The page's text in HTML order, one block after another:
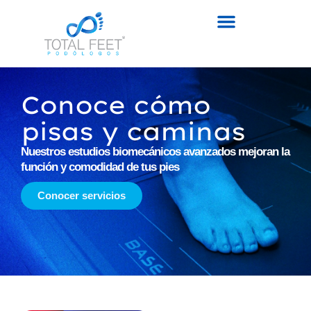
Conoce cómo
pisas y caminas
Nuestros estudios biomecánicos avanzados mejoran la
función y comodidad de tus pies
Conocer servicios